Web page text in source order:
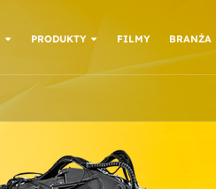
PRODUKTY FILMY BRANŻA